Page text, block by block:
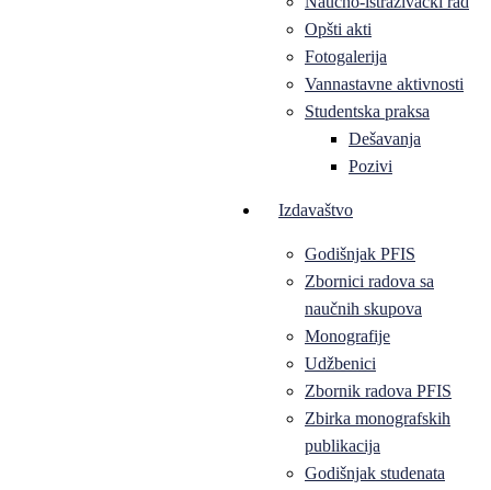
Opšti akti
Fotogalerija
Vannastavne aktivnosti
Studentska praksa
Dešavanja
Pozivi
Izdavaštvo
Godišnjak PFIS
Zbornici radova sa
naučnih skupova
Monografije
Udžbenici
Zbornik radova PFIS
Zbirka monografskih
publikacija
Godišnjak studenata